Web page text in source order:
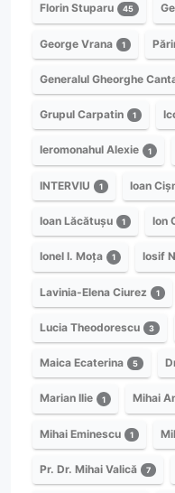
Florin Stuparu 45
George Vrana 1
Generalul Gheorghe
Grupul Carpatin 1
Ieromonahul Alexie 1
INTERVIU 1 Ioan
Ioan Lăcătușu 1 Ion
Ionel I. Moța 1 Iosif
Lavinia-Elena Ciurez 1
Lucia Theodorescu 3
Maica Ecaterina 5
Marian Ilie 1 Mihai
Mihai Eminescu 1
Pr. Dr. Mihai Valică 7